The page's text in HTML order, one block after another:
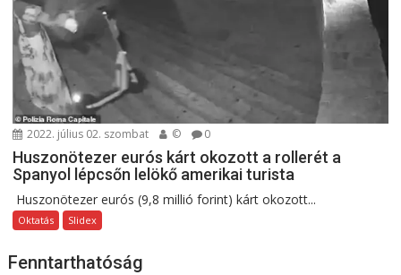
2022. július 02. szombat © 0
Huszonötezer eurós kárt okozott a rollerét a
Spanyol lépcsőn lelökő amerikai turista
Huszonötezer eurós (9,8 millió forint) kárt okozott...
Oktatás Slidex
Fenntarthatóság